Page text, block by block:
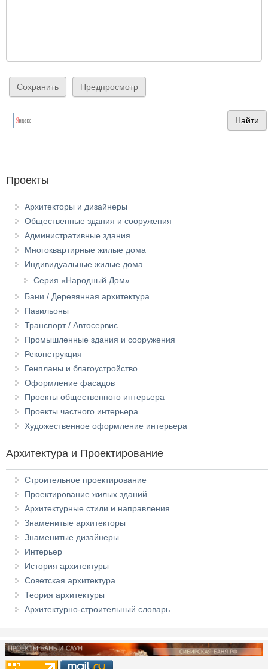
Проекты
Архитекторы и дизайнеры
Общественные здания и сооружения
Административные здания
Многоквартирные жилые дома
Индивидуальные жилые дома
Серия «Народный Дом»
Бани / Деревянная архитектура
Павильоны
Транспорт / Автосервис
Промышленные здания и сооружения
Реконструкция
Генпланы и благоустройство
Оформление фасадов
Проекты общественного интерьера
Проекты частного интерьера
Художественное оформление интерьера
Архитектура и Проектирование
Строительное проектирование
Проектирование жилых зданий
Архитектурные стили и направления
Знаменитые архитекторы
Знаменитые дизайнеры
Интерьер
История архитектуры
Советская архитектура
Теория архитектуры
Архитектурно-строительный словарь